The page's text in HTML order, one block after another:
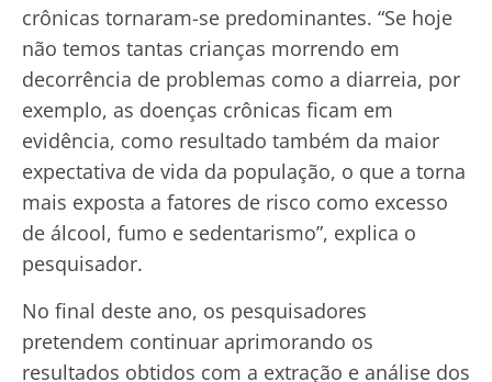
crônicas tornaram-se predominantes. “Se hoje
não temos tantas crianças morrendo em
decorrência de problemas como a diarreia, por
exemplo, as doenças crônicas ficam em
evidência, como resultado também da maior
expectativa de vida da população, o que a torna
mais exposta a fatores de risco como excesso
de álcool, fumo e sedentarismo”, explica o
pesquisador.
No final deste ano, os pesquisadores
pretendem continuar aprimorando os
resultados obtidos com a extração e análise dos